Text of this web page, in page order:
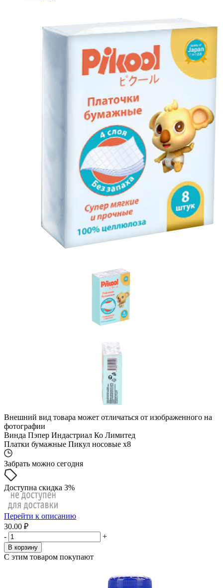
Внешний вид товара может отличаться от изображенного на
фотографии
Винда Пэпер Индастриал Ко Лимитед
Платки бумажные Пикул носовые x8
Забрать можно сегодня
Доступна скидка 3%
Перейти к описанию
30.00 ₽
-
+
В корзину
С этим товаром покупают